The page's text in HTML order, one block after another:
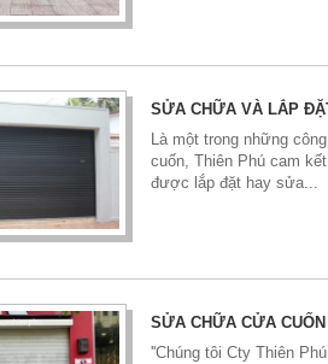
SỬA CHỮA VÀ LẮP
Là một trong những
cuốn, Thiên Phú cam
được lắp đặt hay sửa...
SỬA CHỮA CỬA
''Chúng tôi Cty Thiên